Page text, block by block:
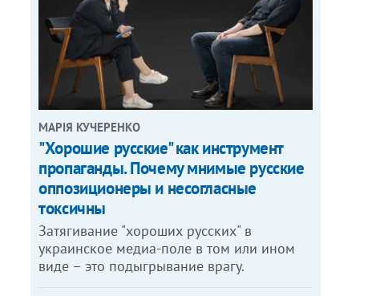
МАРІЯ КУЧЕРЕНКО
"Хорошие русские" как инструмент
пропаганды. Почему мнимые русские
оппозиционеры и несогласные
токсичны
Затягивание "хороших русских" в
украинское медиа-поле в том или ином
виде – это подыгрывание врагу.